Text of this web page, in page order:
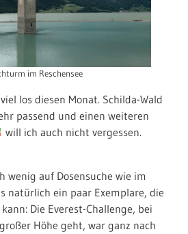
im Reschensee
los diesen Monat. Schilda-Wald
passend und einen weiteren
will ich auch nicht vergessen.
wenig auf Dosensuche wie im
natürlich ein paar Exemplare, die
Die Everest-Challenge, bei
Höhe geht, war ganz nach